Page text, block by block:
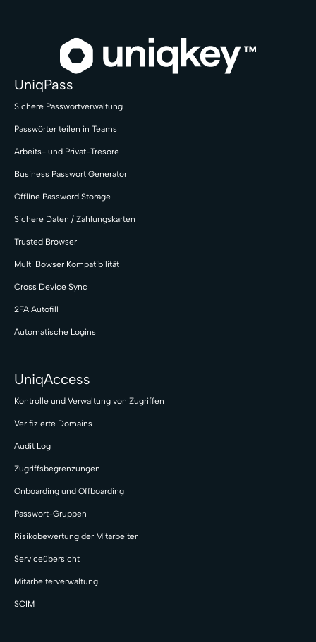
UniqPass
Sichere Passwortverwaltung
Passwörter teilen in Teams
Arbeits- und Privat-Tresore
Business Passwort Generator
Offline Password Storage
Sichere Daten / Zahlungskarten
Trusted Browser
Multi Bowser Kompatibilität
Cross Device Sync
2FA Autofill
Automatische Logins
UniqAccess
Kontrolle und Verwaltung von Zugriffen
Verifizierte Domains
Audit Log
Zugriffsbegrenzungen
Onboarding und Offboarding
Passwort-Gruppen
Risikobewertung der Mitarbeiter
Serviceübersicht
Mitarbeiterverwaltung
SCIM